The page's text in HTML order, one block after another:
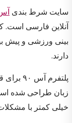
سایت شرط بندی آس
بینی ورزشی و پیش
دارند.
خیلی کمتر با